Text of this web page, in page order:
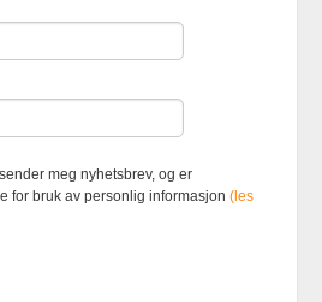
920903363
kjøpsopplevelse og
hovedsaklig til å
puttet i handlekurven
å bruke siden som
meg nyhetsbrev, og er
for bruk av personlig informasjon(les